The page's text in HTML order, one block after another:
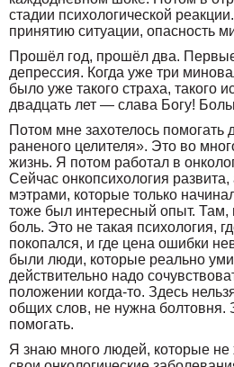
стадии психологической
принятию ситуации, опасность
Прошёл год, прошёл два.
депрессия. Когда уже три
было уже такого страха, такого
двадцать лет — слава Богу!
Потом мне захотелось помогать
раненого целителя». Это во
жизнь. Я потом работал в
Сейчас онкопсихология
мэтрами, которые только
тоже был интересный опыт.
боль. Это не такая психология,
покопался, и где цена ошибки
были люди, которые реально
действительно надо
положении когда-то. Здесь
общих слов, не нужна болтовня.
помогать.
Я знаю много людей, которые не